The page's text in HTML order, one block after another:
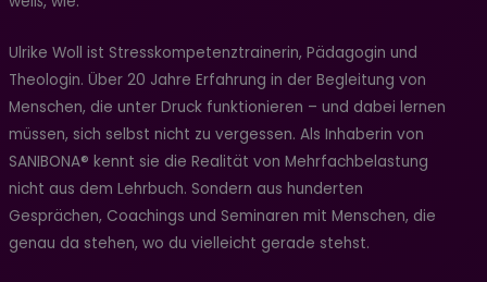
Ulrike Woll ist Stresskompetenztrainerin, Pädagogin und
Theologin. Über 20 Jahre Erfahrung in der Begleitung von
Menschen, die unter Druck funktionieren – und dabei lernen
müssen, sich selbst nicht zu vergessen. Als Inhaberin von
SANIBONA® kennt sie die Realität von Mehrfachbelastung
nicht aus dem Lehrbuch. Sondern aus hunderten
Gesprächen, Coachings und Seminaren mit Menschen, die
genau da stehen, wo du vielleicht gerade stehst.